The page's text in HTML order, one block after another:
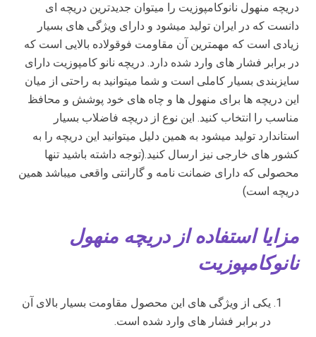
دریچه منهول نانوکامپوزیت را میتوان جدیدترین دریچه ای
دانست که در ایران تولید میشود و دارای ویژگی های بسیار
زیادی است که مهمترین آن مقاومت فوقولاده بالایی است که
در برابر فشار های وارد شده دارد. دریچه نانو کامپوزیت دارای
سایزبندی بسیار کاملی است و شما میتوانید به راحتی از میان
این دریچه ها برای منهول ها و چاه های خود پوشش و محافظ
مناسب را انتخاب کنید. این نوع از دریچه فاضلاب بسیار
استاندارد تولید میشود به همین دلیل میتوانید این دریچه را به
کشور های خارجی نیز ارسال کنید.(توجه داشته باشید تنها
محصولی که دارای ضمانت نامه و گارانتی واقعی میباشد همین
دریچه است)
مزایا استفاده از دریچه منهول
نانوکامپوزیت
یکی از ویژگی های این محصول مقاومت بسیار بالای آن
در برابر فشار های وارد شده است.